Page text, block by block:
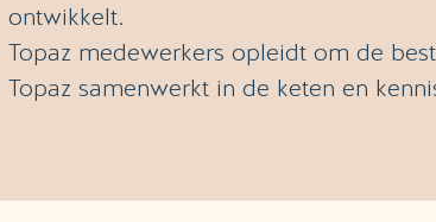
ontwikkelt.
Topaz medewerkers opleidt om de
Topaz samenwerkt in de keten en